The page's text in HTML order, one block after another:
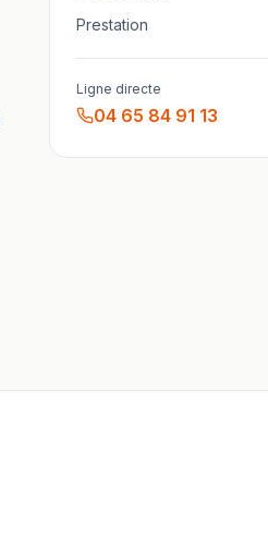
Prestation
Ligne directe
04 65 84 91 13